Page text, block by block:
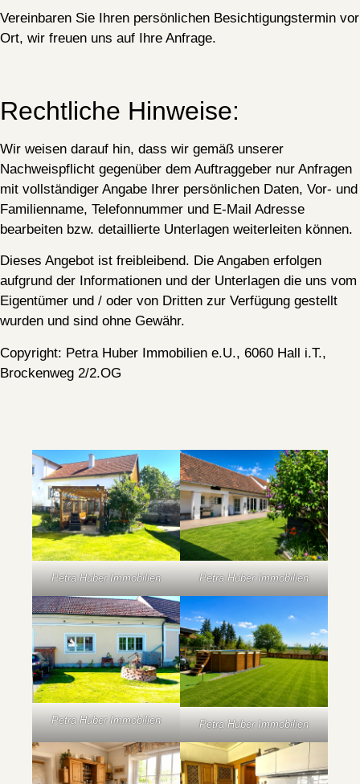
Vereinbaren Sie Ihren persönlichen Besichtigungstermin vor
Ort, wir freuen uns auf Ihre Anfrage.
Rechtliche Hinweise:
Wir weisen darauf hin, dass wir gemäß unserer
Nachweispflicht gegenüber dem Auftraggeber nur Anfragen
mit vollständiger Angabe Ihrer persönlichen Daten, Vor- und
Familienname, Telefonnummer und E-Mail Adresse
bearbeiten bzw. detaillierte Unterlagen weiterleiten können.
Dieses Angebot ist freibleibend. Die Angaben erfolgen
aufgrund der Informationen und der Unterlagen die uns vom
Eigentümer und / oder von Dritten zur Verfügung gestellt
wurden und sind ohne Gewähr.
Copyright: Petra Huber Immobilien e.U., 6060 Hall i.T.,
Brockenweg 2/2.OG
Petra Huber Immobilien Petra Huber Immobilien
Petra Huber Immobilien Petra Huber Immobilien